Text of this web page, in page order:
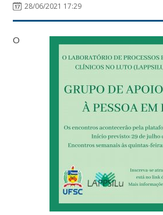
28/06/2021 17:29
O